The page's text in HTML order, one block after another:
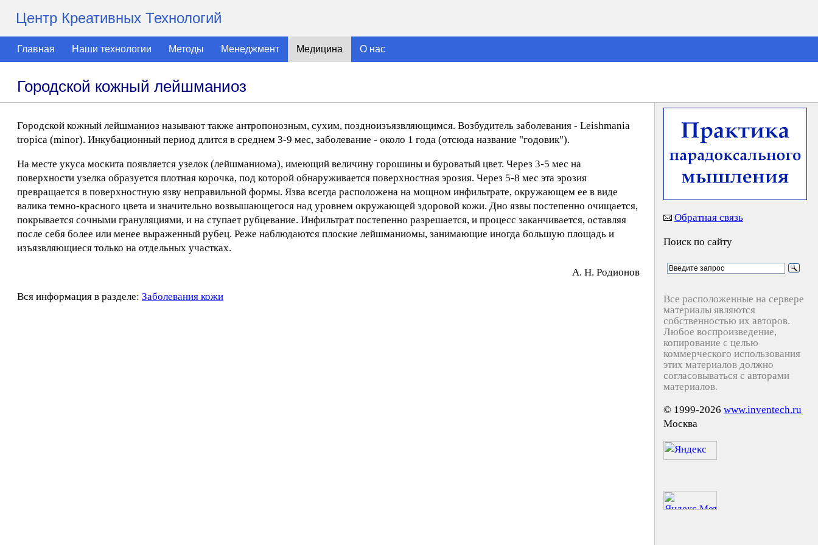
Центр Креативных Технологий
Главная Наши технологии Методы Менеджмент Медицина О нас
Городской кожный лейшманиоз
Городской кожный лейшманиоз называют также антропонозным, сухим, поздноизъязвляющимся. Возбудитель заболевания - Leishmania
tropica (minor). Инкубационный период длится в среднем 3-9 мес, заболевание - около 1 года (отсюда название "годовик").
На месте укуса москита появляется узелок (лейшманиома), имеющий величину горошины и буроватый цвет. Через 3-5 мес на
поверхности узелка образуется плотная корочка, под которой обнаруживается поверхностная эрозия. Через 5-8 мес эта эрозия
превращается в поверхностную язву неправильной формы. Язва всегда расположена на мощном инфильтрате, окружающем ее в виде
валика темно-красного цвета и значительно возвышающегося над уровнем окружающей здоровой кожи. Дно язвы постепенно очищается,
покрывается сочными грануляциями, и на ступает рубцевание. Инфильтрат постепенно разрешается, и процесс заканчивается, оставляя
после себя более или менее выраженный рубец. Реже наблюдаются плоские лейшманиомы, занимающие иногда большую площадь и
изъязвляющиеся только на отдельных участках.
А. Н. Poдиoнoв
Вся информация в разделе: Заболевания кожи
Обратная связь
Поиск по сайту
Все расположенные на сервере
материалы являются
собственностью их авторов.
Любое воспроизведение,
копирование с целью
коммерческого использования
этих материалов должно
согласовываться с авторами
материалов.
© 1999-2026 www.inventech.ru
Москва